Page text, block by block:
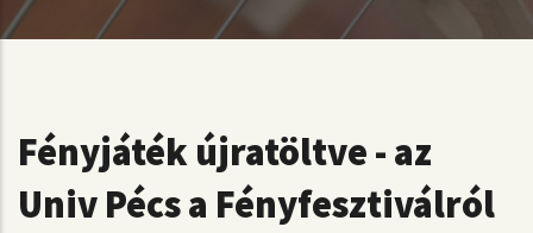
Fényjáték újratöltve - az
Univ Pécs a Fényfesztiválról